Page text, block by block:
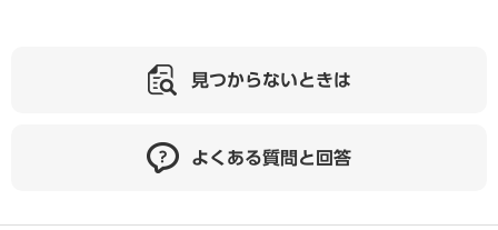
見つからないときは
よくある質問と回答